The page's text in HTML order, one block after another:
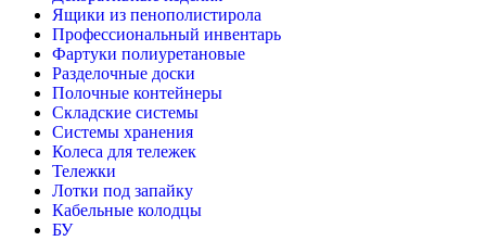
Ящики из пенополистирола
Профессиональный инвентарь
Фартуки полиуретановые
Разделочные доски
Полочные контейнеры
Складские системы
Системы хранения
Колеса для тележек
Тележки
Лотки под запайку
Кабельные колодцы
БУ